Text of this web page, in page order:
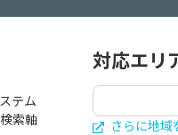
テム
索軸
対応エリ
さらに地域